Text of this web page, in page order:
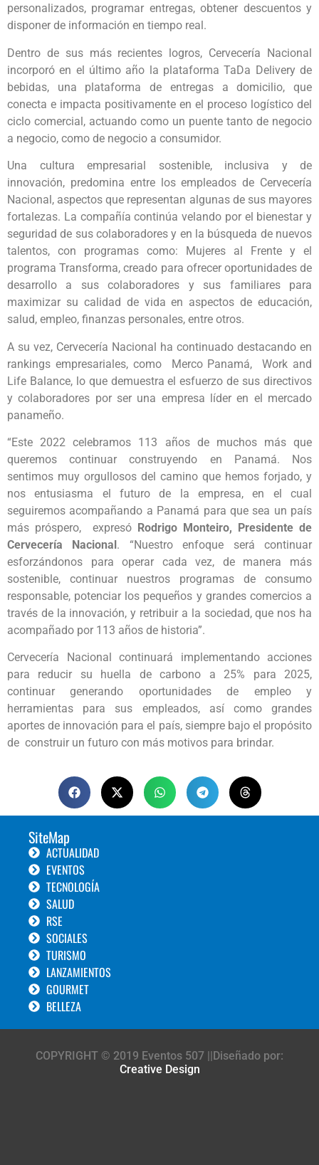
personalizados, programar entregas, obtener descuentos y
disponer de información en tiempo real.
Dentro de sus más recientes logros, Cervecería Nacional
incorporó en el último año la plataforma TaDa Delivery de
bebidas, una plataforma de entregas a domicilio, que
conecta e impacta positivamente en el proceso logístico del
ciclo comercial, actuando como un puente tanto de negocio
a negocio, como de negocio a consumidor.
Una cultura empresarial sostenible, inclusiva y de
innovación, predomina entre los empleados de Cervecería
Nacional, aspectos que representan algunas de sus mayores
fortalezas. La compañía continúa velando por el bienestar y
seguridad de sus colaboradores y en la búsqueda de nuevos
talentos, con programas como: Mujeres al Frente y el
programa Transforma, creado para ofrecer oportunidades de
desarrollo a sus colaboradores y sus familiares para
maximizar su calidad de vida en aspectos de educación,
salud, empleo, finanzas personales, entre otros.
A su vez, Cervecería Nacional ha continuado destacando en
rankings empresariales, como Merco Panamá, Work and
Life Balance, lo que demuestra el esfuerzo de sus directivos
y colaboradores por ser una empresa líder en el mercado
panameño.
“Este 2022 celebramos 113 años de muchos más que
queremos continuar construyendo en Panamá. Nos
sentimos muy orgullosos del camino que hemos forjado, y
nos entusiasma el futuro de la empresa, en el cual
seguiremos acompañando a Panamá para que sea un país
más próspero, expresó Rodrigo Monteiro, Presidente de
Cervecería Nacional. “Nuestro enfoque será continuar
esforzándonos para operar cada vez, de manera más
sostenible, continuar nuestros programas de consumo
responsable, potenciar los pequeños y grandes comercios a
través de la innovación, y retribuir a la sociedad, que nos ha
acompañado por 113 años de historia”.
Cervecería Nacional continuará implementando acciones
para reducir su huella de carbono a 25% para 2025,
continuar generando oportunidades de empleo y
herramientas para sus empleados, así como grandes
aportes de innovación para el país, siempre bajo el propósito
de construir un futuro con más motivos para brindar.
SiteMap
ACTUALIDAD
EVENTOS
TECNOLOGÍA
SALUD
RSE
SOCIALES
TURISMO
LANZAMIENTOS
GOURMET
BELLEZA
COPYRIGHT © 2019 Eventos 507 ||Diseñado por:
Creative Design